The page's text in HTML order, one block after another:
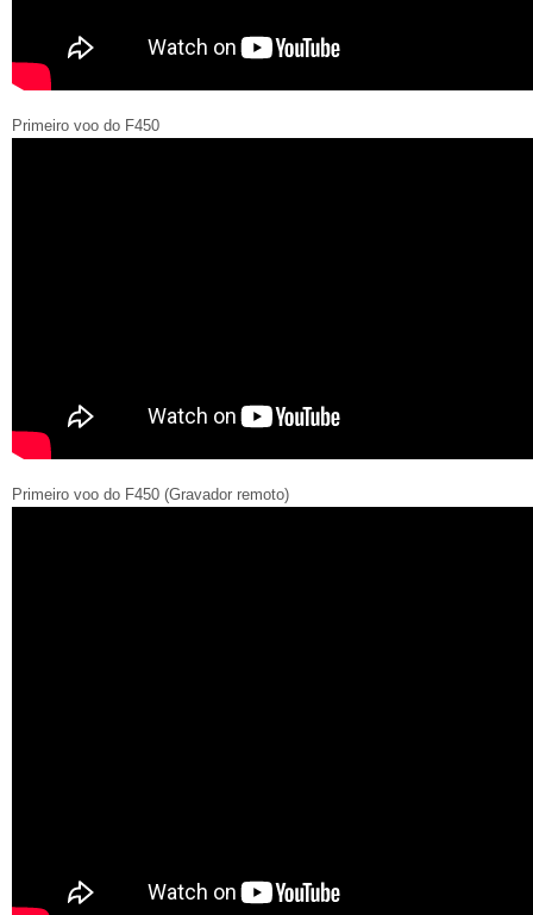
Primeiro voo do F450
Primeiro voo do F450 (Gravador remoto)